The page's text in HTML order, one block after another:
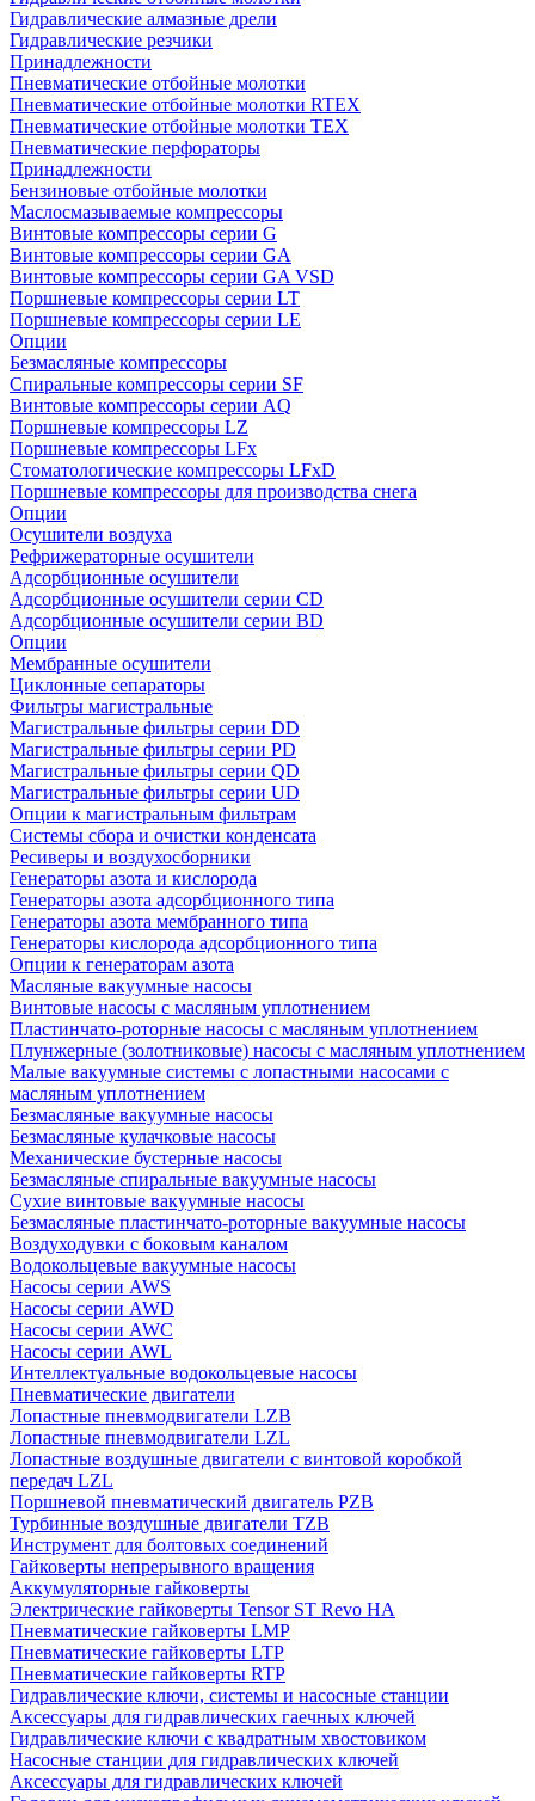
Гидравлические алмазные дрели
Гидравлические резчики
Принадлежности
Пневматические отбойные молотки
Пневматические отбойные молотки RTEX
Пневматические отбойные молотки TEX
Пневматические перфораторы
Принадлежности
Бензиновые отбойные молотки
Маслосмазываемые компрессоры
Винтовые компрессоры серии G
Винтовые компрессоры cерии GA
Винтовые компрессоры cерии GA VSD
Поршневые компрессоры серии LT
Поршневые компрессоры серии LE
Опции
Безмасляные компрессоры
Спиральные компрессоры серии SF
Винтовые компрессоры серии AQ
Поршневые компрессоры LZ
Поршневые компрессоры LFx
Стоматологические компрессоры LFxD
Поршневые компрессоры для производства снега
Опции
Осушители воздуха
Рефрижераторные осушители
Адсорбционные осушители
Адсорбционные осушители серии CD
Адсорбционные осушители серии BD
Опции
Мембранные осушители
Циклонные сепараторы
Фильтры магистральные
Магистральные фильтры серии DD
Магистральные фильтры серии PD
Магистральные фильтры серии QD
Магистральные фильтры серии UD
Опции к магистральным фильтрам
Системы сбора и очистки конденсата
Ресиверы и воздухосборники
Генераторы азота и кислорода
Генераторы азота адсорбционного типа
Генераторы азота мембранного типа
Генераторы кислорода адсорбционного типа
Опции к генераторам азота
Масляные вакуумные насосы
Винтовые насосы с масляным уплотнением
Пластинчато-роторные насосы с масляным уплотнением
Плунжерные (золотниковые) насосы с масляным уплотнением
Малые вакуумные системы с лопастными насосами с
масляным уплотнением
Безмасляные вакуумные насосы
Безмасляные кулачковые насосы
Механические бустерные насосы
Безмасляные спиральные вакуумные насосы
Сухие винтовые вакуумные насосы
Безмасляные пластинчато-роторные вакуумные насосы
Воздуходувки с боковым каналом
Водокольцевые вакуумные насосы
Насосы серии AWS
Насосы серии AWD
Насосы серии AWC
Насосы серии AWL
Интеллектуальные водокольцевые насосы
Пневматические двигатели
Лопастные пневмодвигатели LZB
Лопастные пневмодвигатели LZL
Лопастные воздушные двигатели с винтовой коробкой
передач LZL
Поршневой пневматический двигатель PZB
Турбинные воздушные двигатели TZB
Инструмент для болтовых соединений
Гайковерты непрерывного вращения
Аккумуляторные гайковерты
Электрические гайковерты Tensor ST Revo HA
Пневматические гайковерты LMP
Пневматические гайковерты LTP
Пневматические гайковерты RTP
Гидравлические ключи, системы и насосные станции
Аксессуары для гидравлических гаечных ключей
Гидравлические ключи с квадратным хвостовиком
Насосные станции для гидравлических ключей
Аксессуары для гидравлических ключей